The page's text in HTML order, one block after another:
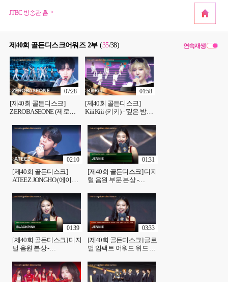
JTBC 방송관 홈
제40회 골든디스크어워즈 2부 (35/38) 연속재생
[제40회 골든디스크]
ZEROBASEONE (제로베
CRUSH (가시) + Feel the
POP 외 3곡' ♪
07:28
[제40회 골든디스크]
KiiiKiii (키키) - '깊은 밤을
01:58
[제40회 골든디스크]
ATEEZ JONGHO (에이티
02:10
[제40회 골든디스크] 디지
털 음원 부문 본상 -
01:31
[제40회 골든디스크] 디지
털 음원 본상 -
01:39
[제40회 골든디스크] 글로
벌 임팩트 어워드 위드 프
03:33